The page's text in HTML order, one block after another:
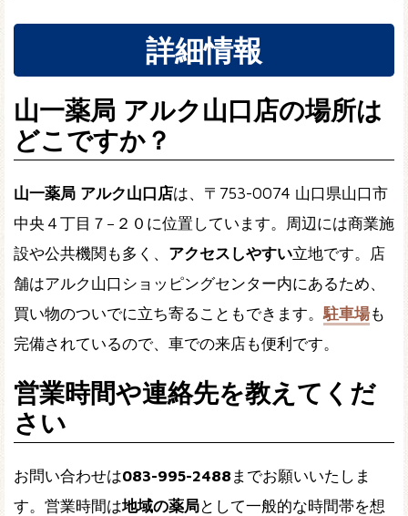
詳細情報
山一薬局 アルク山口店の場所は
どこですか？
山一薬局 アルク山口店は、〒753-0074 山口県山口市
中央４丁目７−２０に位置しています。周辺には商業施
設や公共機関も多く、 アクセスしやすい立地です。店
舗はアルク山口ショッピングセンター内にあるため、
買い物のついでに立ち寄ることもできます。 駐車場も
完備されているので、車での来店も便利です。
営業時間や連絡先を教えてくだ
さい
お問い合わせは083-995-2488 までお願いいたしま
す。営業時間は地域の薬局として一般的な時間帯を想